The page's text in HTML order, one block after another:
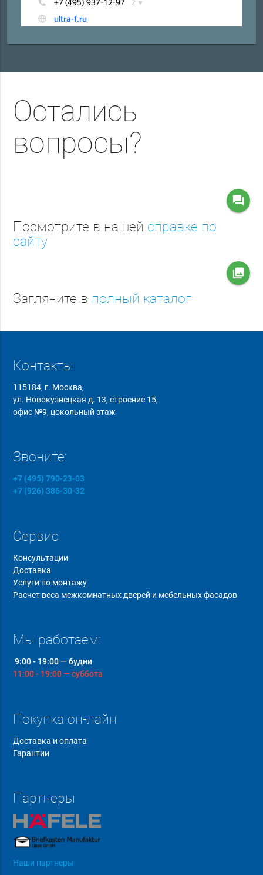
Остались
вопросы?
question_answer
Посмотрите в нашей справке по
сайту
collections
Загляните в полный каталог
Контакты
115184, г. Москва,
ул. Новокузнецкая д. 13, строение 15,
офис №9, цокольный этаж
Звоните:
+7 (495) 790-23-03
+7 (926) 386-30-32
Сервис
Консультации
Доставка
Услуги по монтажу
Расчет веса межкомнатных дверей и мебельных фасадов
Мы работаем:
9:00 - 19:00 — будни
11:00 - 19:00 — суббота
Покупка он-лайн
Доставка и оплата
Гарантии
Партнеры
Наши партнеры